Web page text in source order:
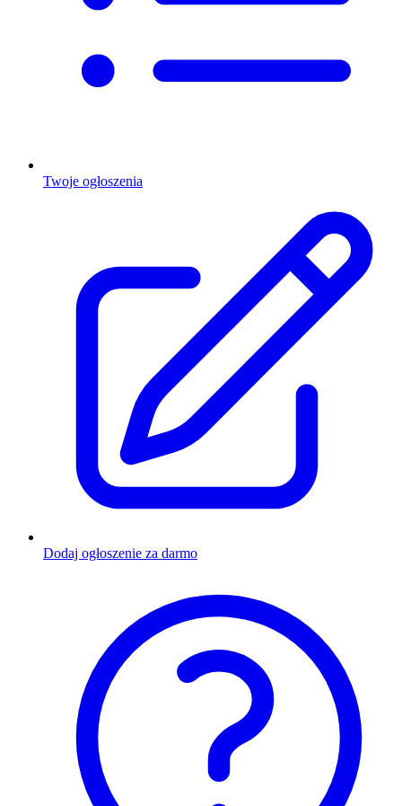
Twoje ogłoszenia
Dodaj ogłoszenie za darmo